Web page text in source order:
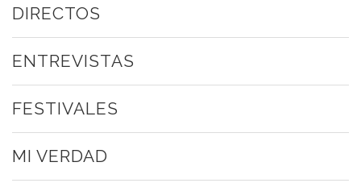
DIRECTOS
ENTREVISTAS
FESTIVALES
MI VERDAD